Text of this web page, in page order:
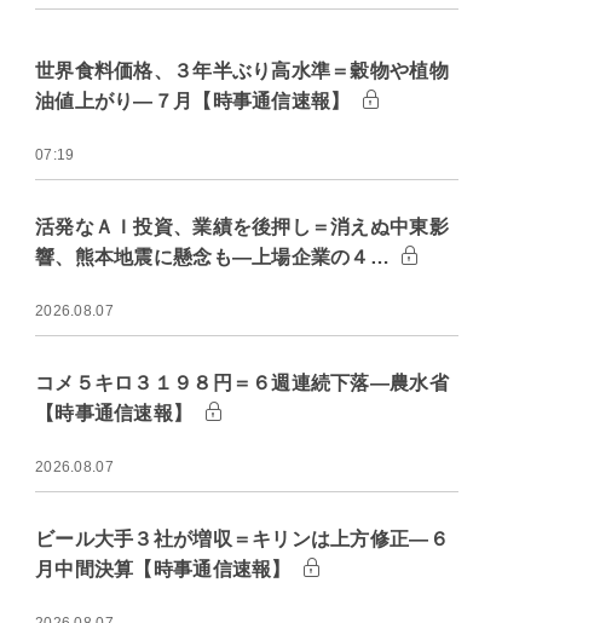
世界食料価格、３年半ぶり高水準＝穀物や植物
油値上がり―７月【時事通信速報】
07:19
活発なＡＩ投資、業績を後押し＝消えぬ中東影
響、熊本地震に懸念も―上場企業の４…
2026.08.07
コメ５キロ３１９８円＝６週連続下落―農水省
【時事通信速報】
2026.08.07
ビール大手３社が増収＝キリンは上方修正―６
月中間決算【時事通信速報】